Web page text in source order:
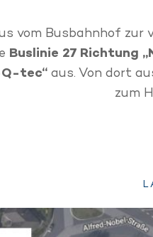
vom Busbahnhof zur
Buslinie 27 Richtung
tec“aus. Von dort
zum